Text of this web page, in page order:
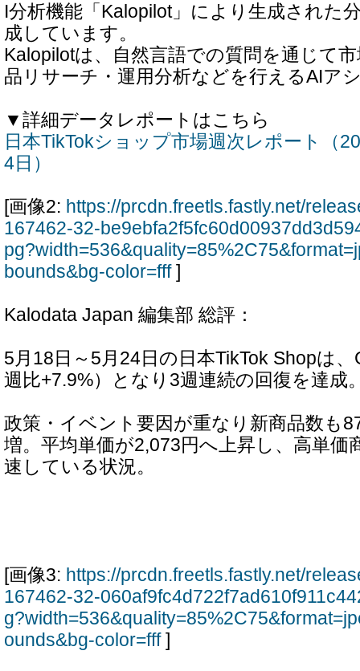
I分析機能「Kalopilot」により生成された
成しています。
Kalopilotは、自然言語での質問を通じて
品リサーチ・運用分析などを行えるAIア
▼詳細データレポートはこちら
日本TikTokショップ市場週次レポート（
4日）
[画像2: https://prcdn.freetls.fastly.net/
167462-32-
bounds&bg-color=fff]
Kalodata Japan 編集部 総評：
5月18日～5月24日の日本TikTok Shopは
週比+7.9%）となり3週連続の回復を達成
政策・イベント要因が重なり新商品数も
増。平均単価が2,073円へ上昇し、高単価
速している状況。
[画像3: https://prcdn.freetls.fastly.net/
167462-32-
ounds&bg-color=fff]